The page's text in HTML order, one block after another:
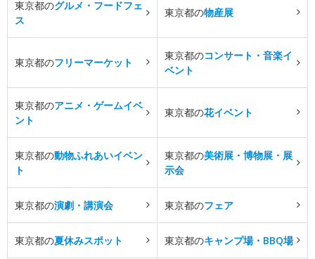
東京都のグルメ・フードフェ
ス
東京都の物産展
東京都のフリーマーケット
東京都のコンサート・音楽イ
ベント
東京都のアニメ・ゲームイベ
ント
東京都の花イベント
東京都の動物ふれあいイベン
ト
東京都の美術展・博物展・展
示会
東京都の演劇・講演会 東京都のフェア
東京都の夏休みスポット 東京都のキャンプ場・BBQ場